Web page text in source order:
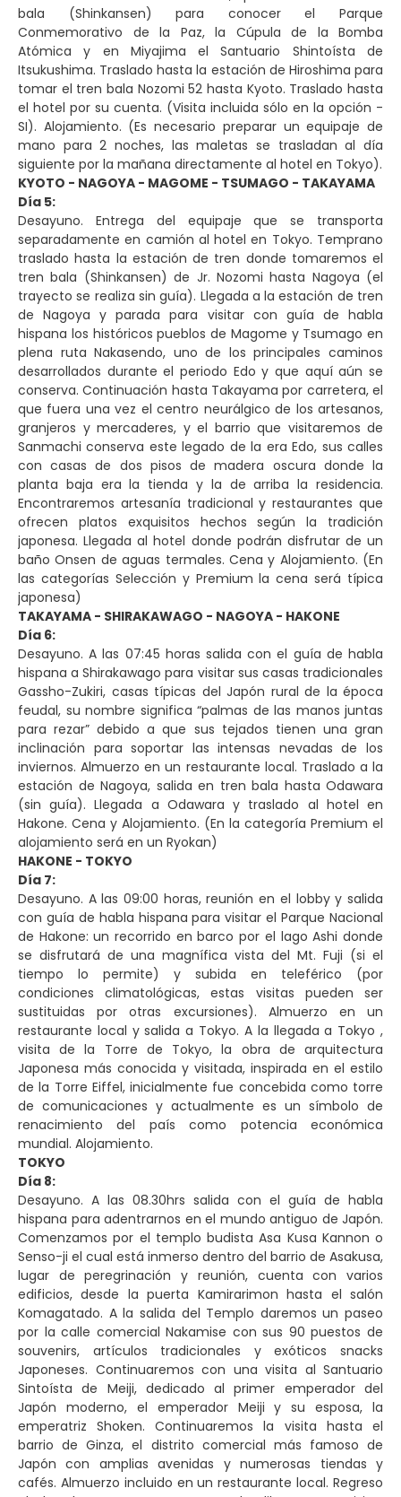
bala (Shinkansen) para conocer el Parque
Conmemorativo de la Paz, la Cúpula de la Bomba
Atómica y en Miyajima el Santuario Shintoísta de
Itsukushima. Traslado hasta la estación de Hiroshima para
tomar el tren bala Nozomi 52 hasta Kyoto. Traslado hasta
el hotel por su cuenta. (Visita incluida sólo en la opción -
SI). Alojamiento. (Es necesario preparar un equipaje de
mano para 2 noches, las maletas se trasladan al día
siguiente por la mañana directamente al hotel en Tokyo).
KYOTO - NAGOYA - MAGOME - TSUMAGO - TAKAYAMA
Día 5:
Desayuno. Entrega del equipaje que se transporta
separadamente en camión al hotel en Tokyo. Temprano
traslado hasta la estación de tren donde tomaremos el
tren bala (Shinkansen) de Jr. Nozomi hasta Nagoya (el
trayecto se realiza sin guía). Llegada a la estación de tren
de Nagoya y parada para visitar con guía de habla
hispana los históricos pueblos de Magome y Tsumago en
plena ruta Nakasendo, uno de los principales caminos
desarrollados durante el periodo Edo y que aquí aún se
conserva. Continuación hasta Takayama por carretera, el
que fuera una vez el centro neurálgico de los artesanos,
granjeros y mercaderes, y el barrio que visitaremos de
Sanmachi conserva este legado de la era Edo, sus calles
con casas de dos pisos de madera oscura donde la
planta baja era la tienda y la de arriba la residencia.
Encontraremos artesanía tradicional y restaurantes que
ofrecen platos exquisitos hechos según la tradición
japonesa. Llegada al hotel donde podrán disfrutar de un
baño Onsen de aguas termales. Cena y Alojamiento. (En
las categorías Selección y Premium la cena será típica
japonesa)
TAKAYAMA - SHIRAKAWAGO - NAGOYA - HAKONE
Día 6:
Desayuno. A las 07:45 horas salida con el guía de habla
hispana a Shirakawago para visitar sus casas tradicionales
Gassho-Zukiri, casas típicas del Japón rural de la época
feudal, su nombre significa “palmas de las manos juntas
para rezar” debido a que sus tejados tienen una gran
inclinación para soportar las intensas nevadas de los
inviernos. Almuerzo en un restaurante local. Traslado a la
estación de Nagoya, salida en tren bala hasta Odawara
(sin guía). Llegada a Odawara y traslado al hotel en
Hakone. Cena y Alojamiento. (En la categoría Premium el
alojamiento será en un Ryokan)
HAKONE - TOKYO
Día 7:
Desayuno. A las 09:00 horas, reunión en el lobby y salida
con guía de habla hispana para visitar el Parque Nacional
de Hakone: un recorrido en barco por el lago Ashi donde
se disfrutará de una magnífica vista del Mt. Fuji (si el
tiempo lo permite) y subida en teleférico (por
condiciones climatológicas, estas visitas pueden ser
sustituidas por otras excursiones). Almuerzo en un
restaurante local y salida a Tokyo. A la llegada a Tokyo ,
visita de la Torre de Tokyo, la obra de arquitectura
Japonesa más conocida y visitada, inspirada en el estilo
de la Torre Eiffel, inicialmente fue concebida como torre
de comunicaciones y actualmente es un símbolo de
renacimiento del país como potencia económica
mundial. Alojamiento.
TOKYO
Día 8:
Desayuno. A las 08.30hrs salida con el guía de habla
hispana para adentrarnos en el mundo antiguo de Japón.
Comenzamos por el templo budista Asa Kusa Kannon o
Senso-ji el cual está inmerso dentro del barrio de Asakusa,
lugar de peregrinación y reunión, cuenta con varios
edificios, desde la puerta Kamirarimon hasta el salón
Komagatado. A la salida del Templo daremos un paseo
por la calle comercial Nakamise con sus 90 puestos de
souvenirs, artículos tradicionales y exóticos snacks
Japoneses. Continuaremos con una visita al Santuario
Sintoísta de Meiji, dedicado al primer emperador del
Japón moderno, el emperador Meiji y su esposa, la
emperatriz Shoken. Continuaremos la visita hasta el
barrio de Ginza, el distrito comercial más famoso de
Japón con amplias avenidas y numerosas tiendas y
cafés. Almuerzo incluido en un restaurante local. Regreso